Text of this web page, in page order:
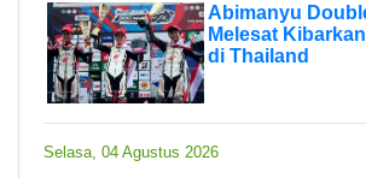
Abimanyu
Melesat
di Thailand
Selasa, 04 Agustus 2026